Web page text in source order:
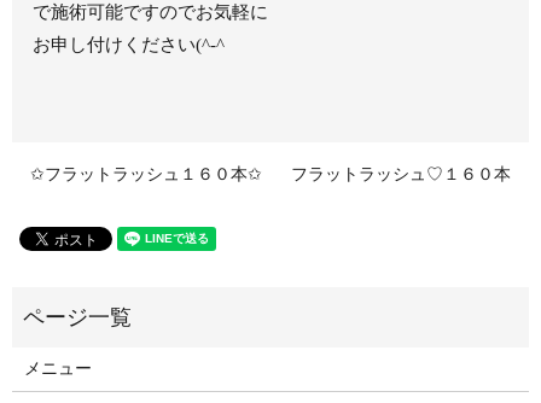
で施術可能ですのでお気軽に
お申し付けください(^-^
✩フラットラッシュ１６０本✩ フラットラッシュ♡１６０本
メニュー